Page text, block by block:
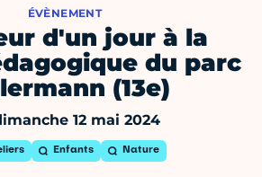
ÉVÈNEMENT
d'un jour à la
du parc
(13e)
12 mai 2024
Enfants Nature